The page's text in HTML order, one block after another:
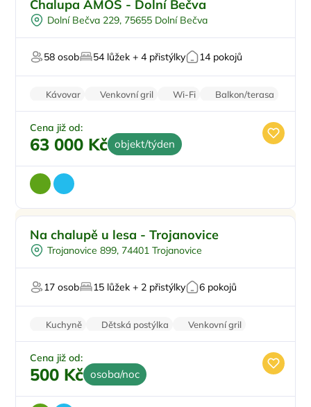
Pro skupiny
Pro milovníky přírody
Pro svatby a oslavy
Chalupa AMOS - Dolní Bečva
Dolní Bečva 229, 75655 Dolní Bečva
58 osob 54 lůžek + 4 přistýlky 14 pokojů
Kávovar Venkovní gril Wi-Fi
Balkon/terasa
Zvířata povolena
Cena již od:
63 000 Kč objekt/týden
Koupací sud
Pro skupiny
Na horách
Na chalupě u lesa - Trojanovice
Trojanovice 899, 74401 Trojanovice
17 osob 15 lůžek + 2 přistýlky 6 pokojů
Kuchyně Dětská postýlka
Venkovní gril
Šatní skříně
Wi-Fi
Cena již od:
500 Kč osoba/noc